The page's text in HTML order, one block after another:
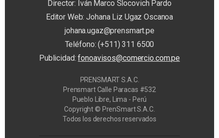
Director: Iván Marco Slocovich Pardo
Editor Web: Johana Liz Ugaz Oscanoa
johana.ugaz@prensmart.pe
Teléfono: (+511) 311 6500
Publicidad:fonoavisos@comercio.com.pe
PRENSMART S.A.C.
Prensmart Calle Paracas #532
Pueblo Libre, Lima - Perú
Copyright © PrenSmart S.A.C.
Todos los derechos reservados